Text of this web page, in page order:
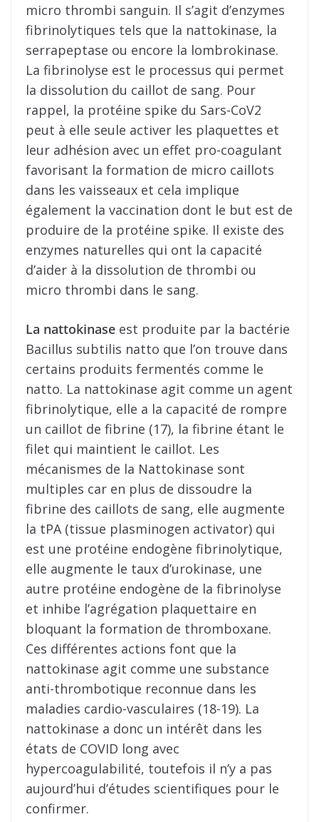
micro thrombi sanguin. Il s’agit d’enzymes
fibrinolytiques tels que la nattokinase, la
serrapeptase ou encore la lombrokinase.
La fibrinolyse est le processus qui permet
la dissolution du caillot de sang. Pour
rappel, la protéine spike du Sars-CoV2
peut à elle seule activer les plaquettes et
leur adhésion avec un effet pro-coagulant
favorisant la formation de micro caillots
dans les vaisseaux et cela implique
également la vaccination dont le but est de
produire de la protéine spike. Il existe des
enzymes naturelles qui ont la capacité
d’aider à la dissolution de thrombi ou
micro thrombi dans le sang.
La nattokinase est produite par la bactérie
Bacillus subtilis natto que l’on trouve dans
certains produits fermentés comme le
natto. La nattokinase agit comme un agent
fibrinolytique, elle a la capacité de rompre
un caillot de fibrine (17), la fibrine étant le
filet qui maintient le caillot. Les
mécanismes de la Nattokinase sont
multiples car en plus de dissoudre la
fibrine des caillots de sang, elle augmente
la tPA (tissue plasminogen activator) qui
est une protéine endogène fibrinolytique,
elle augmente le taux d’urokinase, une
autre protéine endogène de la fibrinolyse
et inhibe l’agrégation plaquettaire en
bloquant la formation de thromboxane.
Ces différentes actions font que la
nattokinase agit comme une substance
anti-thrombotique reconnue dans les
maladies cardio-vasculaires (18-19). La
nattokinase a donc un intérêt dans les
états de COVID long avec
hypercoagulabilité, toutefois il n’y a pas
aujourd’hui d’études scientifiques pour le
confirmer.